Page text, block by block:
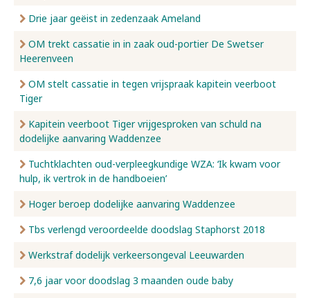
Drie jaar geëist in zedenzaak Ameland
OM trekt cassatie in in zaak oud-portier De Swetser
Heerenveen
OM stelt cassatie in tegen vrijspraak kapitein veerboot
Tiger
Kapitein veerboot Tiger vrijgesproken van schuld na
dodelijke aanvaring Waddenzee
Tuchtklachten oud-verpleegkundige WZA: ‘Ik kwam voor
hulp, ik vertrok in de handboeien’
Hoger beroep dodelijke aanvaring Waddenzee
Tbs verlengd veroordeelde doodslag Staphorst 2018
Werkstraf dodelijk verkeersongeval Leeuwarden
7,6 jaar voor doodslag 3 maanden oude baby